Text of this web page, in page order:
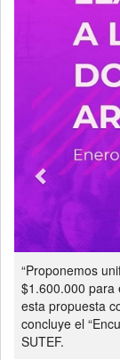
“Proponemos
$1.600.000 para
esta propuesta
concluye el
SUTEF.